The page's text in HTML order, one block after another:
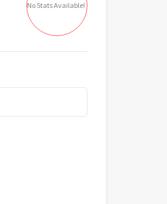
No Stats Available!